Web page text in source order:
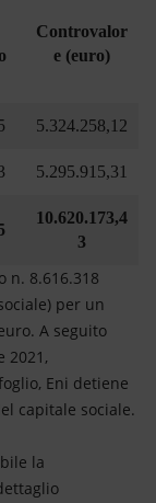
Controvalor
e (euro)
5.324.258,12
5.295.915,31
10.620.173,4
3
n. 8.616.318
per un
A seguito
2021,
Eni detiene
capitale sociale.
la